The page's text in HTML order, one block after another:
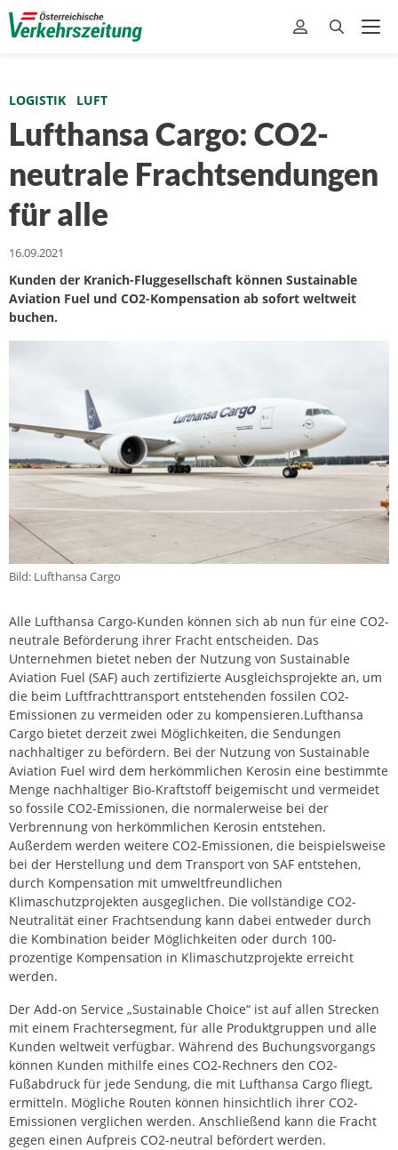
LOGISTIK LUFT
Lufthansa Cargo: CO2-
neutrale Frachtsendungen
für alle
16.09.2021
Kunden der Kranich-Fluggesellschaft können Sustainable
Aviation Fuel und CO2-Kompensation ab sofort weltweit
buchen.
Bild: Lufthansa Cargo
Alle Lufthansa Cargo-Kunden können sich ab nun für eine CO2-
neutrale Beförderung ihrer Fracht entscheiden. Das
Unternehmen bietet neben der Nutzung von Sustainable
Aviation Fuel (SAF) auch zertifizierte Ausgleichsprojekte an, um
die beim Luftfrachttransport entstehenden fossilen CO2-
Emissionen zu vermeiden oder zu kompensieren.Lufthansa
Cargo bietet derzeit zwei Möglichkeiten, die Sendungen
nachhaltiger zu befördern. Bei der Nutzung von Sustainable
Aviation Fuel wird dem herkömmlichen Kerosin eine bestimmte
Menge nachhaltiger Bio-Kraftstoff beigemischt und vermeidet
so fossile CO2-Emissionen, die normalerweise bei der
Verbrennung von herkömmlichen Kerosin entstehen.
Außerdem werden weitere CO2-Emissionen, die beispielsweise
bei der Herstellung und dem Transport von SAF entstehen,
durch Kompensation mit umweltfreundlichen
Klimaschutzprojekten ausgeglichen. Die vollständige CO2-
Neutralität einer Frachtsendung kann dabei entweder durch
die Kombination beider Möglichkeiten oder durch 100-
prozentige Kompensation in Klimaschutzprojekte erreicht
werden.
Der Add-on Service „Sustainable Choice“ ist auf allen Strecken
mit einem Frachtersegment, für alle Produktgruppen und alle
Kunden weltweit verfügbar. Während des Buchungsvorgangs
können Kunden mithilfe eines CO2-Rechners den CO2-
Fußabdruck für jede Sendung, die mit Lufthansa Cargo fliegt,
ermitteln. Mögliche Routen können hinsichtlich ihrer CO2-
Emissionen verglichen werden. Anschließend kann die Fracht
gegen einen Aufpreis CO2-neutral befördert werden.